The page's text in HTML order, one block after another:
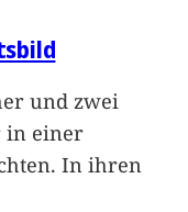
und zwei
in einer
In ihren